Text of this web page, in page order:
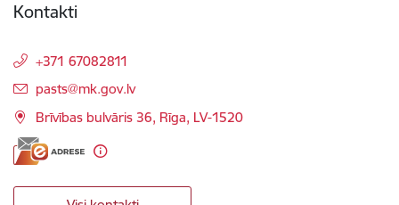
Kontakti
+371 67082811
E-pasts:
pasts@mk.gov.lv
Brīvības bulvāris 36, Rīga, LV-1520